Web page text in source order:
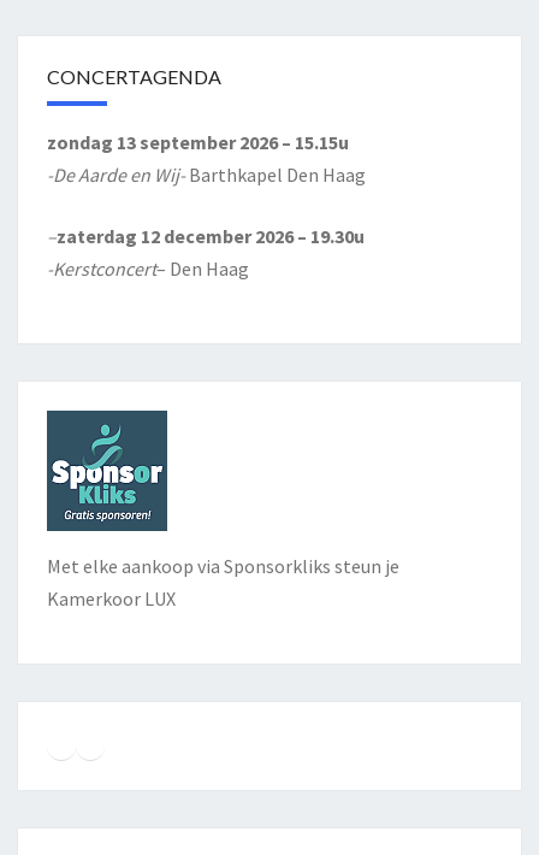
CONCERTAGENDA
zondag 13 september 2026 – 15.15u
-De Aarde en Wij-Barthkapel Den Haag
–zaterdag 12 december 2026 – 19.30u
-Kerstconcert– Den Haag
Met elke aankoop via Sponsorkliks steun je
Kamerkoor LUX